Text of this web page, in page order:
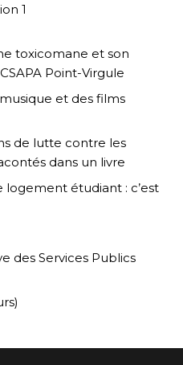
1
toxicomane et son
Point-Virgule
et des films
de lutte contre les
dans un livre
étudiant : c’est
des Services Publics